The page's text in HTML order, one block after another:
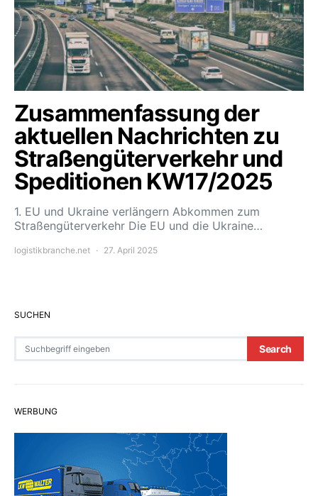
Zusammenfassung der
aktuellen Nachrichten zu
Straßengüterverkehr und
Speditionen KW17/2025
1. EU und Ukraine verlängern Abkommen zum
Straßengüterverkehr Die EU und die Ukraine…
logistikbranche.net 27. April 2025
SUCHEN
Search
WERBUNG